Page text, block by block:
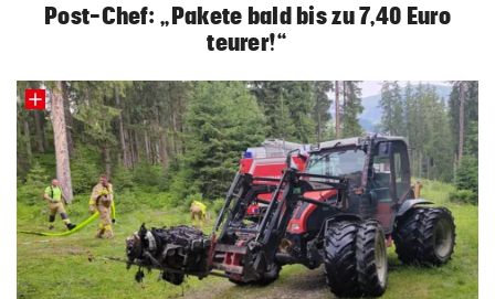
Post-Chef: „Pakete bald bis zu 7,40 Euro
teurer!“